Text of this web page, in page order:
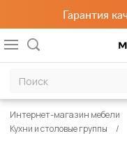
Гарантия
Интернет-магазин мебели
Кухни и столовые группы